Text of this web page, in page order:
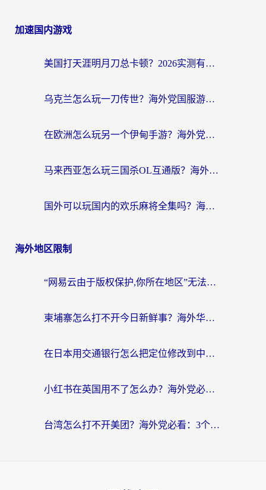
加速国内游戏
美国打天涯明月刀总卡顿？2026实测有效的加速器推荐（附跨平台使用技巧）
乌克兰怎么玩一刀传世？海外党国服游戏加速终极指南（附天下-异兽山海街头篮球实测）
在欧洲怎么玩另一个伊甸手游？海外党亲测有效的国服游戏加速指南
马来西亚怎么玩三国杀OL互通版？海外党必看的国服游戏加速器避坑指南
国外可以玩国内的欢乐麻将全集吗？海外党亲测有效的国服游戏加速指南
海外地区限制
“网易云由于版权保护,你所在地区”无法播放？海外党听国内音乐听书的加速器选择指南
柬埔寨怎么打不开今日新鲜事？海外华人追剧看新闻的加速器选择指南
在日本用交通银行怎么把定位修改到中国国内？海外党必备实用指南（附追剧支付社交全解）
小红书在英国用不了怎么办？海外党必看的回国加速解决方案
台湾怎么打不开美团？海外党必看：3个实用技巧解决国内App地区限制难题